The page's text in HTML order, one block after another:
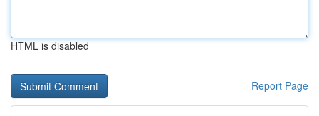
HTML is disabled
Report Page